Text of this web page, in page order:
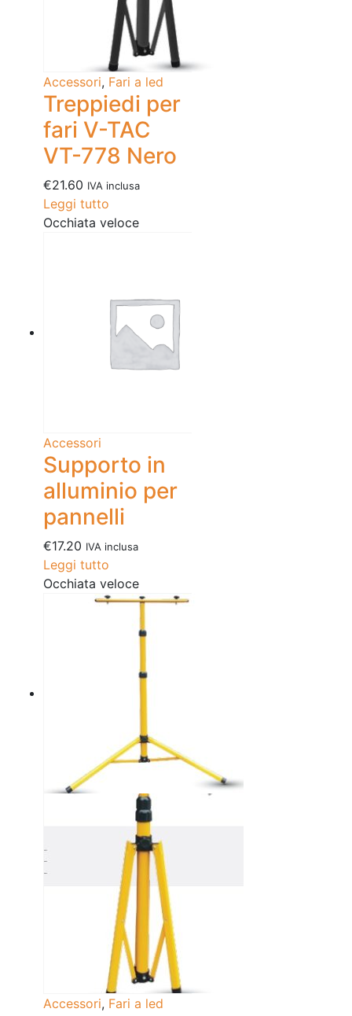
Accessori, Fari a led
Treppiedi per
fari V-TAC
VT-778 Nero
€21.60 IVA inclusa
Leggi tutto
Occhiata veloce
Accessori
Supporto in
alluminio per
pannelli
€17.20 IVA inclusa
Leggi tutto
Occhiata veloce
Accessori, Fari a led